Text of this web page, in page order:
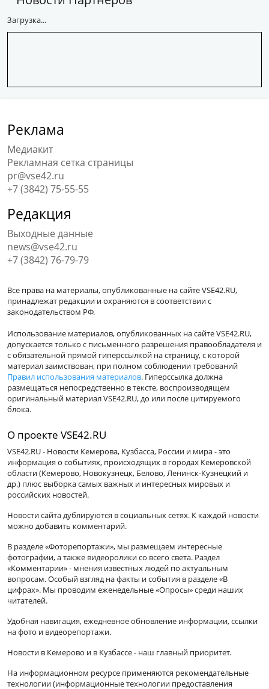
Загрузка...
Реклама
Медиакит
Рекламная сетка страницы
pr@vse42.ru
+7 (3842) 75-55-55
Редакция
Выходные данные
news@vse42.ru
+7 (3842) 76-79-79
Все права на материалы, опубликованные на сайте VSE42.RU,
принадлежат редакции и охраняются в соответствии с
законодательством РФ.
Использование материалов, опубликованных на сайте VSE42.RU,
допускается только с письменного разрешения правообладателя и
с обязательной прямой гиперссылкой на страницу, с которой
материал заимствован, при полном соблюдении требований
Правил использования материалов. Гиперссылка должна
размещаться непосредственно в тексте, воспроизводящем
оригинальный материал VSE42.RU, до или после цитируемого
блока.
О проекте VSE42.RU
VSE42.RU - Новости Кемерова, Кузбасса, России и мира - это
информация о событиях, происходящих в городах Кемеровской
области (Кемерово, Новокузнецк, Белово, Ленинск-Кузнецкий и
др.) плюс выборка самых важных и интересных мировых и
российских новостей.
Новости сайта дублируются в социальных сетях. К каждой новости
можно добавить комментарий.
В разделе «Фоторепортажи», мы размещаем интересные
фотографии, а также видеоролики со всего света. Раздел
«Комментарии» - мнения известных людей по актуальным
вопросам. Особый взгляд на факты и события в разделе «В
цифрах». Мы проводим еженедельные «Опросы» среди наших
читателей.
Удобная навигация, ежедневное обновление информации, ссылки
на фото и видеорепортажи.
Новости в Кемерово и в Кузбассе - наш главный приоритет.
На информационном ресурсе применяются рекомендательные
технологии (информационные технологии предоставления